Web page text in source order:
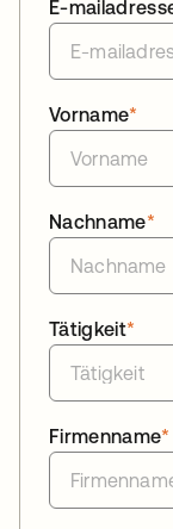
E-
*
Vorname
*
Nachname
*
Tätigkeit
*
Firmenname